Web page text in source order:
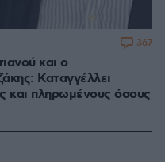
και ο
Καταγγέλλει
και πληρωμένους όσους
367